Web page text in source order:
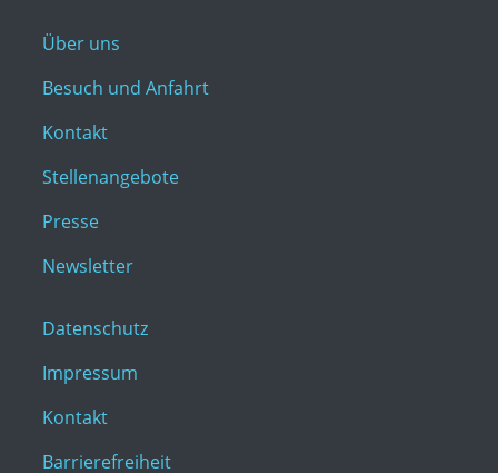
Über uns
Besuch und Anfahrt
Kontakt
Stellenangebote
Presse
Newsletter
Datenschutz
Impressum
Kontakt
Barrierefreiheit